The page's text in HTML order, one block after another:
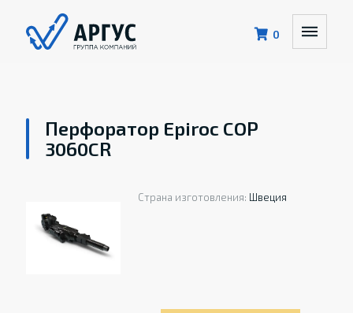
0
Перфоратор Epiroc COP
3060CR
Страна изготовления: Швеция